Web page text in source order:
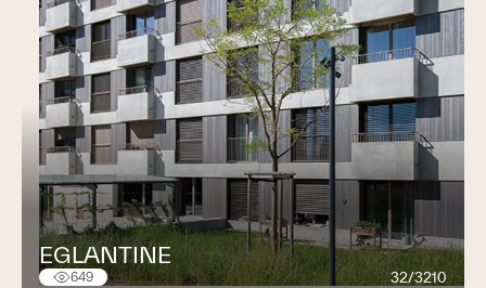
EGLANTINE
649 32/3210